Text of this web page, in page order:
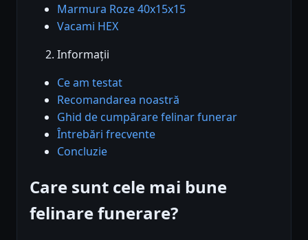
Marmura Roze 40x15x15
Vacami HEX
Informații
Ce am testat
Recomandarea noastră
Ghid de cumpărare felinar funerar
Întrebări frecvente
Concluzie
Care sunt cele mai bune
felinare funerare?